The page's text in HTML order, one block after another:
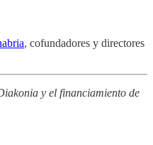
, cofundadores y directores
y el financiamiento de